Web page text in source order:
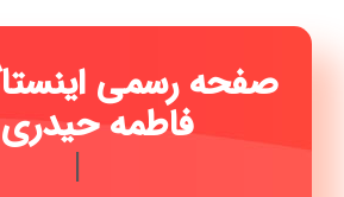
صفحه رسمی
فاطمه
|